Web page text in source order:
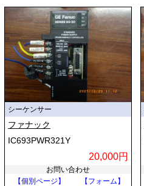
シーケンサー
ファナック
IC693PWR321Y
20,000円
お問い合わせ
【個別ページ】
【フォーム】